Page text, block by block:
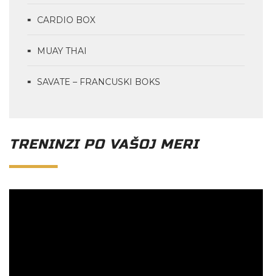
CARDIO BOX
MUAY THAI
SAVATE – FRANCUSKI BOKS
TRENINZI PO VAŠOJ MERI